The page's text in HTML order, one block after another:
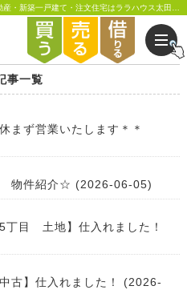
事一覧
まず営業いたします＊＊
物件紹介☆ (2026-06-05)
丁目 土地】仕入れました！
古】仕入れました！ (2026-